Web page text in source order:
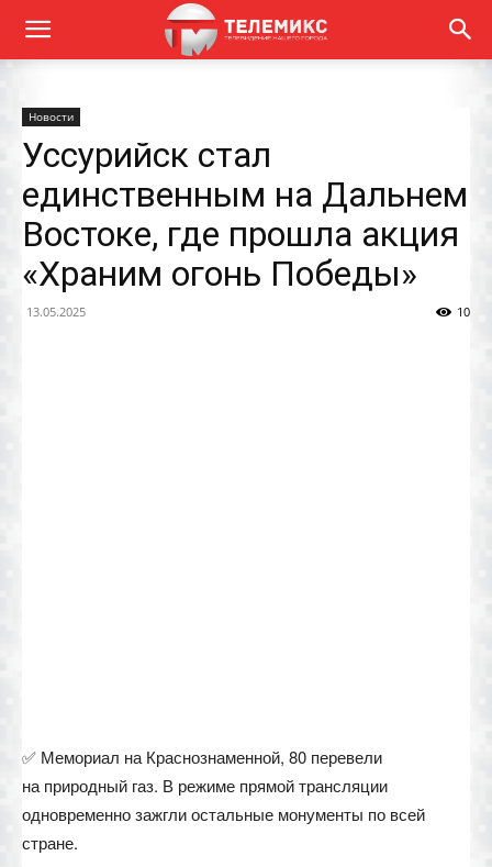
Новости
Уссурийск стал
единственным на Дальнем
Востоке, где прошла акция
«Храним огонь Победы»
13.05.2025 10
✅ Мемориал на Краснознаменной, 80 перевели
на природный газ. В режиме прямой трансляции
одновременно зажгли остальные монументы по всей
стране.